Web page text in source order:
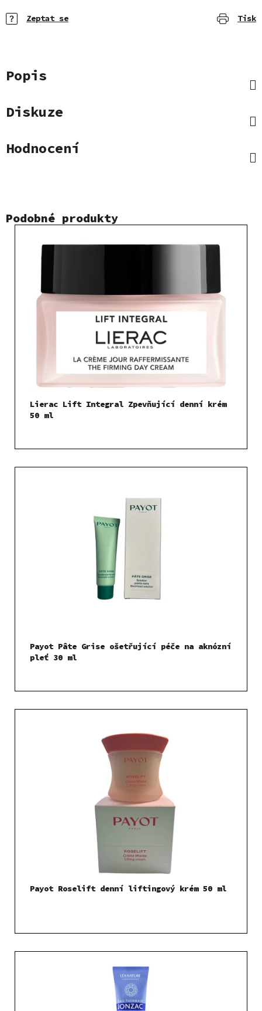
Tisk
Zeptat se
Popis
Diskuze
Hodnocení
Podobné produkty
Lierac Lift Integral Zpevňující denní krém
50 ml
Payot Pâte Grise ošetřující péče na aknózní
pleť 30 ml
Payot Roselift denní liftingový krém 50 ml